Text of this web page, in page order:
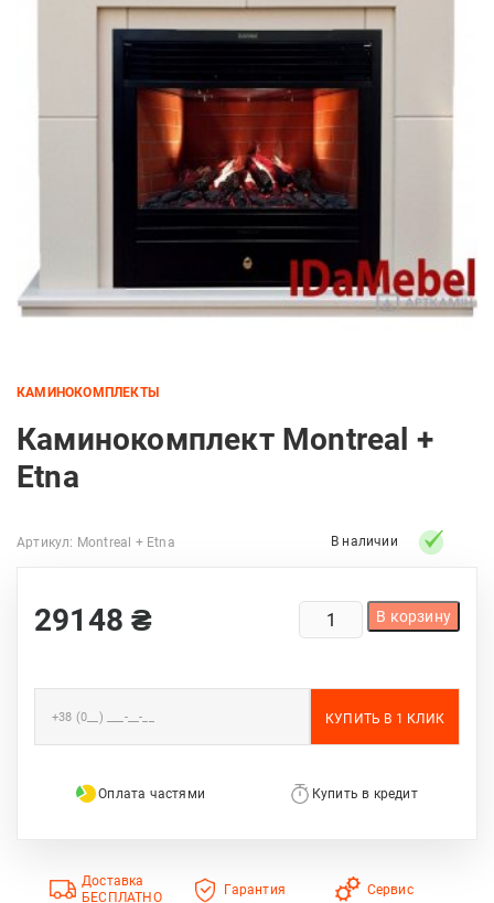
КАМИНОКОМПЛЕКТЫ
Каминокомплект Montreal +
Etna
Артикул: Montreal + Etna В наличии
29148₴
КОЛИЧЕСТВО
ТОВАРА
MONTREAL
В корзину
Оплата частями Купить в кредит
Доставка
БЕСПЛАТНО
Гарантия Сервис